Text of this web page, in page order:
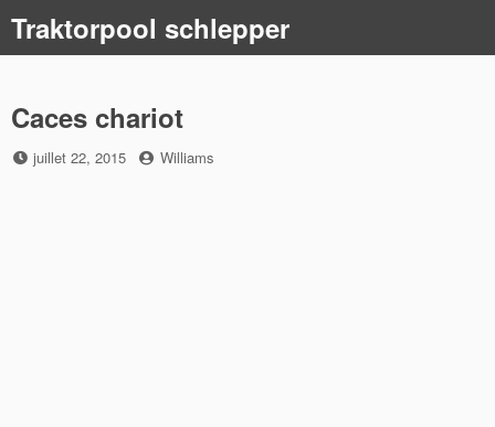
content
Traktorpool schlepper
Caces chariot
Posted
juillet 22, 2015 by
Williams